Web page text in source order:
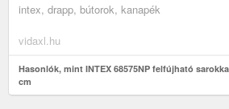
intex, drapp, bútorok, kanapék
vidaxl.hu
Hasonlók, mint INTEX 68575NP felfújható
cm